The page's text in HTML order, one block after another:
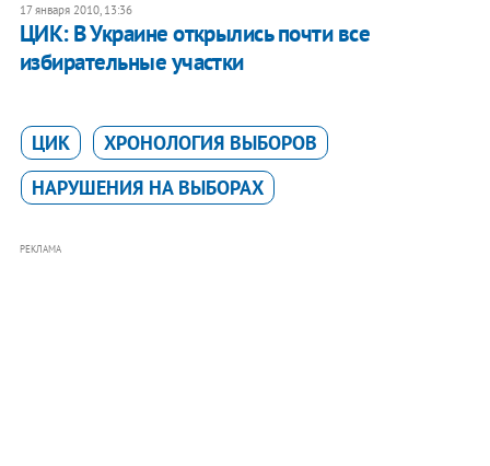
17 января 2010, 13:36
ЦИК: В Украине открылись почти все
избирательные участки
ЦИК
ХРОНОЛОГИЯ ВЫБОРОВ
НАРУШЕНИЯ НА ВЫБОРАХ
РЕКЛАМА